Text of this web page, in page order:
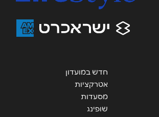
חדש במועדון
אטרקציות
מסעדות
שופינג